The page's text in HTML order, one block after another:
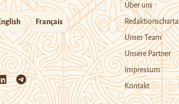
Français
Über uns
Redaktionscharta
Unser Team
Unsere Partner
Impressum
Kontakt